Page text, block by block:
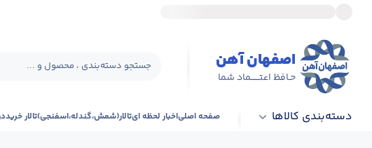
اصفهان آهن
حـافظ اعتــــــماد شما
جستجو دسته‌بندی ، محصول و ...
دسته‌بندی کالاها صفحه اصلیاخبار لحظه ایتالار(شمش،گندله،اسفنجی)تالار خرید